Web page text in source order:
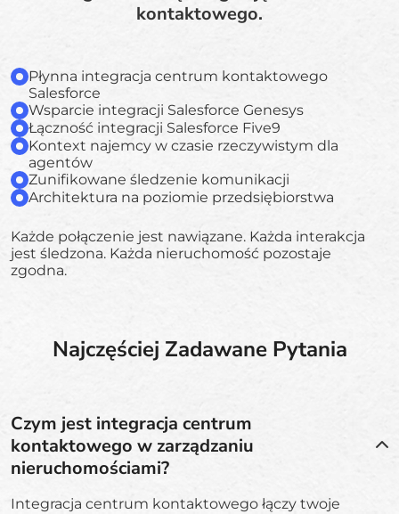
kontaktowego.
Płynna integracja centrum kontaktowego
Salesforce
Wsparcie integracji Salesforce Genesys
Łączność integracji Salesforce Five9
Kontext najemcy w czasie rzeczywistym dla
agentów
Zunifikowane śledzenie komunikacji
Architektura na poziomie przedsiębiorstwa
Każde połączenie jest nawiązane. Każda interakcja
jest śledzona. Każda nieruchomość pozostaje
zgodna.
Najczęściej Zadawane Pytania
Czym jest integracja centrum
kontaktowego w zarządzaniu
nieruchomościami?
Integracja centrum kontaktowego łączy twoje